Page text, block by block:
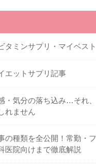
タミンサプリ・マイベスト
エットサプリ記事
・気分の落ち込み…それ、
れません
の種類を全公開！常勤・フ
医院向けまで徹底解説